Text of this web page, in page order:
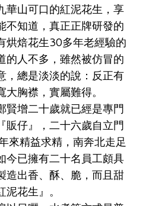
華山可口的紅泥花生，享
不知道，真正正牌研發的
烘焙花生30多年老經驗的
的人不多，雖然被仿冒的
，總是淡淡的說：反正有
胸襟，實屬難得。
增二十歲就已經是專門
販仔』，二十六歲自立門
來精益求精，南奔北走足
今已擁有二十名員工頗具
造出香、酥、脆，而且甜
花生』。